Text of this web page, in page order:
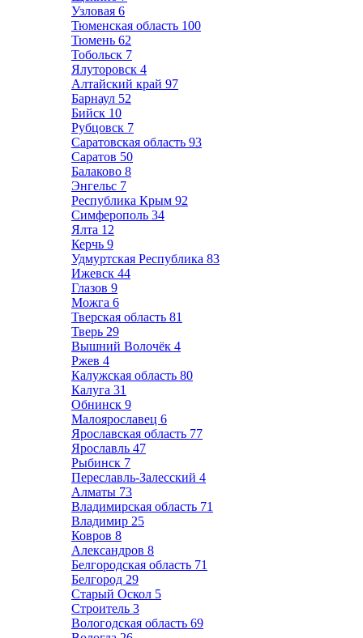
Узловая 6
Тюменская область 100
Тюмень 62
Тобольск 7
Ялуторовск 4
Алтайский край 97
Барнаул 52
Бийск 10
Рубцовск 7
Саратовская область 93
Саратов 50
Балаково 8
Энгельс 7
Республика Крым 92
Симферополь 34
Ялта 12
Керчь 9
Удмуртская Республика 83
Ижевск 44
Глазов 9
Можга 6
Тверская область 81
Тверь 29
Вышний Волочёк 4
Ржев 4
Калужская область 80
Калуга 31
Обнинск 9
Малоярославец 6
Ярославская область 77
Ярославль 47
Рыбинск 7
Переславль-Залесский 4
Алматы 73
Владимирская область 71
Владимир 25
Ковров 8
Александров 8
Белгородская область 71
Белгород 29
Старый Оскол 5
Строитель 3
Вологодская область 69